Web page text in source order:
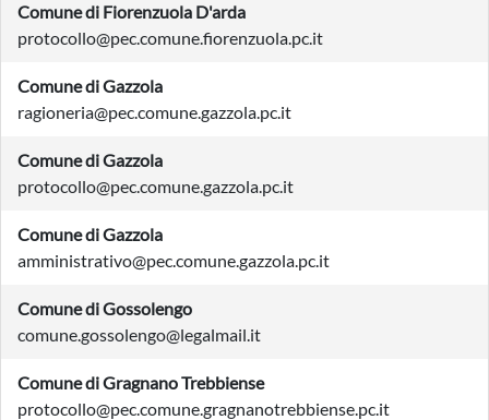
Comune di Fiorenzuola D'arda
protocollo@pec.comune.fiorenzuola.pc.it
Comune di Gazzola
ragioneria@pec.comune.gazzola.pc.it
Comune di Gazzola
protocollo@pec.comune.gazzola.pc.it
Comune di Gazzola
amministrativo@pec.comune.gazzola.pc.it
Comune di Gossolengo
comune.gossolengo@legalmail.it
Comune di Gragnano Trebbiense
protocollo@pec.comune.gragnanotrebbiense.pc.it